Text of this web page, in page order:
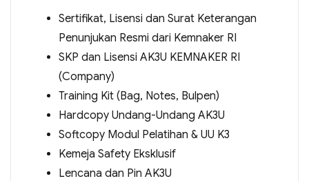
Sertifikat, Lisensi dan Surat Keterangan
Penunjukan Resmi dari Kemnaker RI
SKP dan Lisensi AK3U KEMNAKER RI
(Company)
Training Kit (Bag, Notes, Bulpen)
Hardcopy Undang-Undang AK3U
Softcopy Modul Pelatihan & UU K3
Kemeja Safety Eksklusif
Lencana dan Pin AK3U